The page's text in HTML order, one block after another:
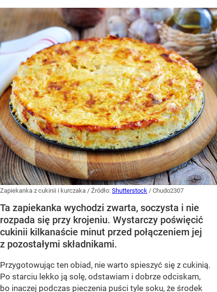
Zapiekanka z cukinii i kurczaka / Źródło: Shutterstock / Chudo2307
Ta zapiekanka wychodzi zwarta, soczysta i nie
rozpada się przy krojeniu. Wystarczy poświęcić
cukinii kilkanaście minut przed połączeniem jej
z pozostałymi składnikami.
Przygotowując ten obiad, nie warto spieszyć się z cukinią.
Po starciu lekko ją solę, odstawiam i dobrze odciskam,
bo inaczej podczas pieczenia puści tyle soku, że środek